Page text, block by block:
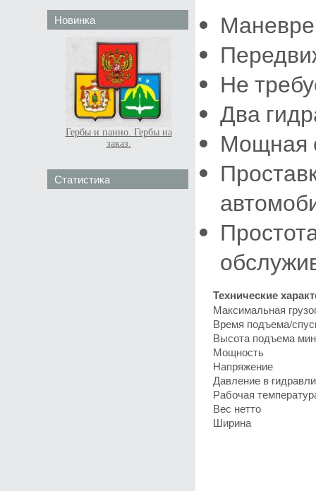
Новинка
Гербы и панно. Гербы на
заказ.
Статистика
Не
Два
Мощная
Технические
Максимальная
Время подъема/
Высота подъема
Мощность
Напряжение
Давление в
Рабочая
Вес нетто
Ширина